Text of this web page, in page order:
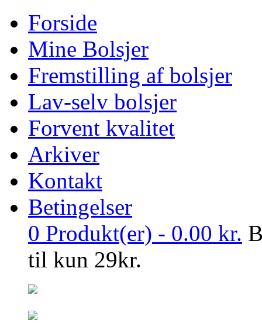
Forside
Mine Bolsjer
Fremstilling af bolsjer
Lav-selv bolsjer
Forvent kvalitet
Arkiver
Kontakt
Betingelser
0 Produkt(er) - 0.00 kr.
til kun 29kr.